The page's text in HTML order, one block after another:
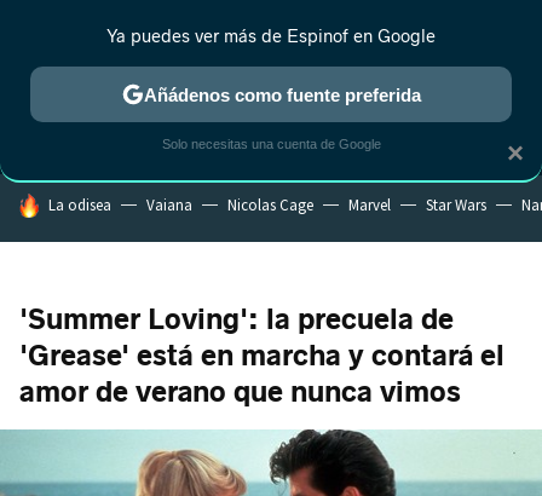
MENÚ NUEVO
ESTRENOS REALITY ANIME RANKINGS CINE
HOY SE HABLA DE
La odisea Vaiana Nicolas Cage Marvel Star Wars
'Summer Loving': la precuela de
'Grease' está en marcha y contará el
amor de verano que nunca vimos
×
Ya puedes ver más de Espinof en Google
Añádenos como fuente preferida
Solo necesitas una cuenta de Google